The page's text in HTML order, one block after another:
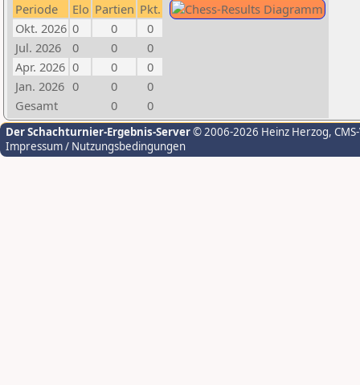
Periode Elo Partien Pkt.
Okt. 2026 0 0
0
Jul. 2026
0 0
0
Apr. 2026 0 0
0
Jan. 2026 0 0
0
Gesamt
0 0
Der Schachturnier-Ergebnis-Server© 2006-2026 Heinz Herzog,
Impressum / Nutzungsbedingungen